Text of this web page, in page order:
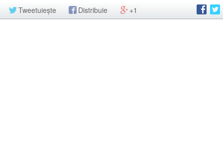
Tweetuiește Distribuie +1